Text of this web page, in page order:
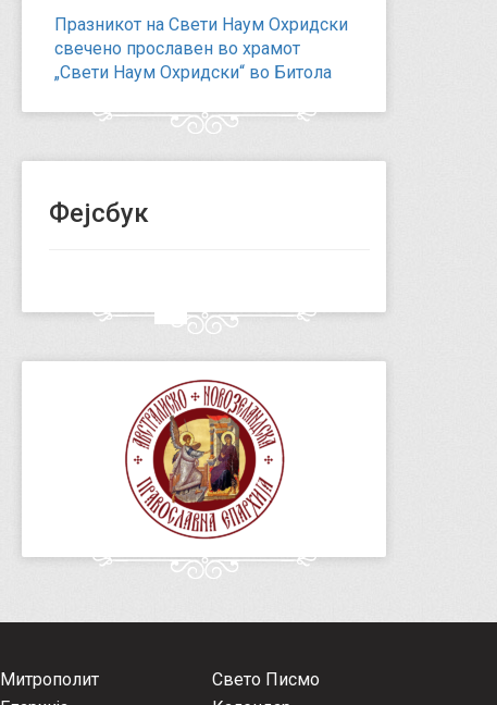
Празникот на Свети Наум Охридски
свечено прославен во храмот
„Свети Наум Охридски“ во Битола
Фејсбук
Митрополит
Свето Писмо